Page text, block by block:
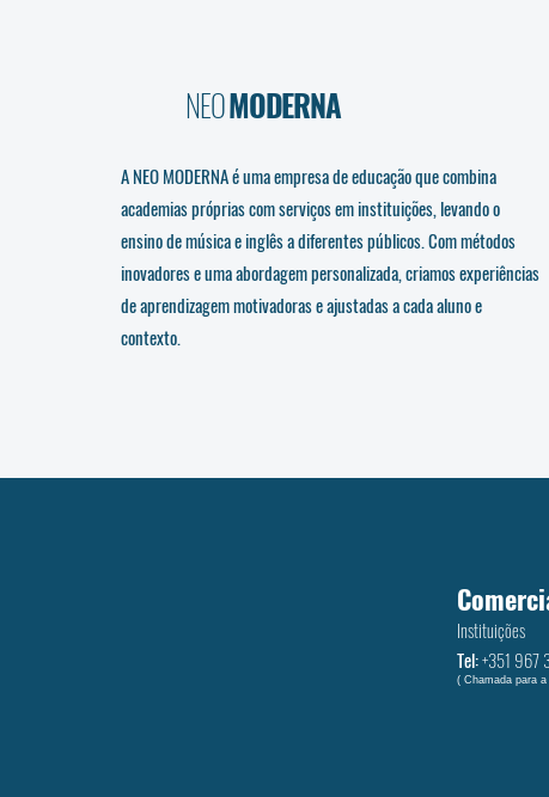
NEOMODERNA
A NEO MODERNA é uma empresa de educação que combina
academias próprias com serviços em instituições, levando o
ensino de música e inglês a diferentes públicos. Com métodos
inovadores e uma abordagem personalizada, criamos experiências
de aprendizagem motivadoras e ajustadas a cada aluno e
contexto.
Instituições
Tel:+351 ‭967
( Chamada para